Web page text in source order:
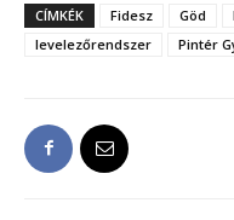
CÍMKÉK Fidesz Göd
levelezőrendszer
Pintér